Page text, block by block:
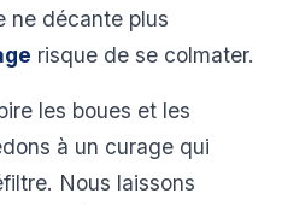
ne décante plus
risque de se colmater.
les boues et les
à un curage qui
Nous laissons